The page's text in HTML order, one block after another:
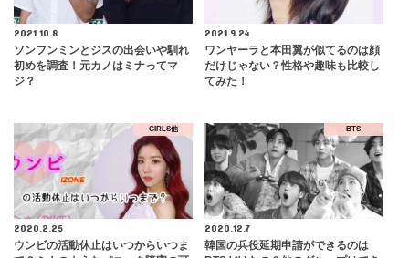
2021.10.8
ソンフンミンとジスの出会いや馴れ
初めを調査！元カノはミナってマ
ジ？
2021.9.24
ワンヤーラと本田翼が似てるのは顔
だけじゃない？性格や趣味も比較し
てみた！
GIRLS他
2020.2.25
ウンビの活動休止はいつからいつま
BTS
2020.12.7
韓国の兵役延期申請ができるのは